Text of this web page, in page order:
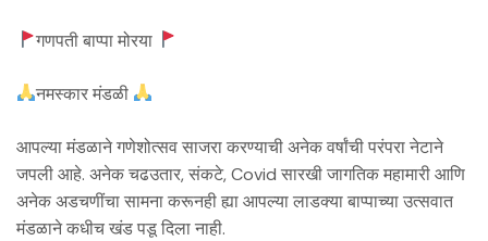
गणपती बाप्पा मोरया
नमस्कार मंडळी
आपल्या मंडळाने गणेशोत्सव साजरा करण्याची अनेक वर्षांची परंपरा नेटाने
जपली आहे. अनेक चढउतार, संकटे, Covid सारखी जागतिक महामारी आणि
अनेक अडचणींचा सामना करूनही ह्या आपल्या लाडक्या बाप्पाच्या उत्सवात
मंडळाने कधीच खंड पडू दिला नाही.